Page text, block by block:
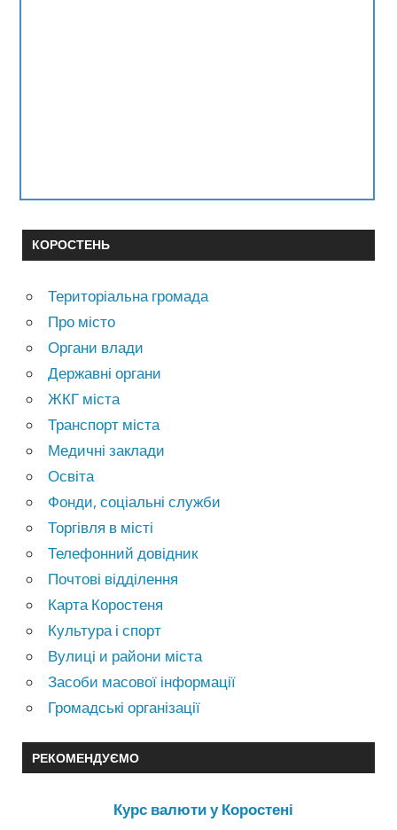
КОРОСТЕНЬ
Територіальна громада
Про місто
Органи влади
Державні органи
ЖКГ міста
Транспорт міста
Медичні заклади
Освіта
Фонди, соціальні служби
Торгівля в місті
Телефонний довідник
Почтові відділення
Карта Коростеня
Культура і спорт
Вулиці и райони міста
Засоби масової інформації
Громадські організації
РЕКОМЕНДУЄМО
Курс валюти у Коростені